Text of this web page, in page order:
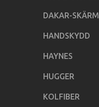
DAKAR-SKÄRM
HANDSKYDD
HAYNES
HUGGER
KOLFIBER